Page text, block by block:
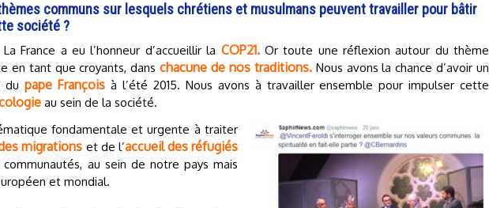
communs sur lesquels chrétiens et musulmans peuvent travailler pour bâtir
société ?
France a eu l’honneur d’accueillir la COP21.Or toute une réflexion autour du thème
en tant que croyants, danschacune de nos traditions.Nous avons la chance d’avoir un
du pape François à l’été 2015. Nous avons à travailler ensemble pour impulser cette
au sein de la société.
fondamentale et urgente à traiter
migrations et de l’accueil des réfugiés
au sein de notre pays mais
et mondial.